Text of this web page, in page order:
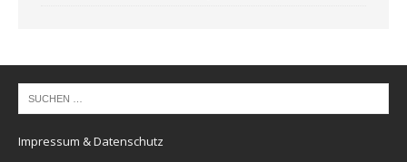
Impressum & Datenschutz